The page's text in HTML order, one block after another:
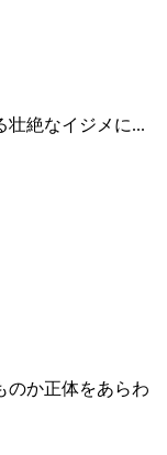
壮絶なイジメに...
のか正体をあらわ